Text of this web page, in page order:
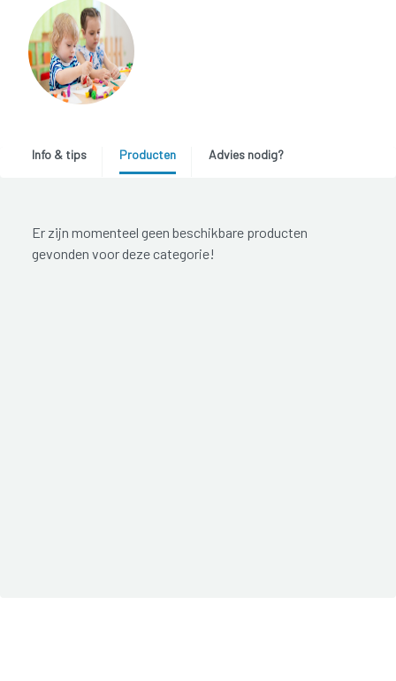
Info & tips Producten Advies nodig?
Er zijn momenteel geen beschikbare producten
gevonden voor deze categorie!